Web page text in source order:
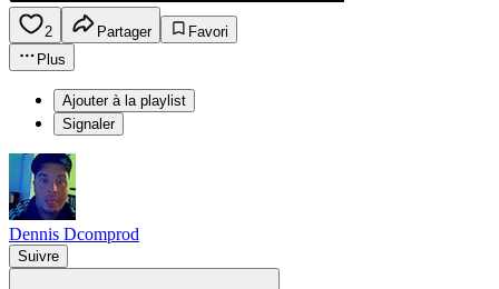
2 Partager
Favori
Plus
Ajouter à la playlist
Signaler
Dennis Dcomprod
Suivre